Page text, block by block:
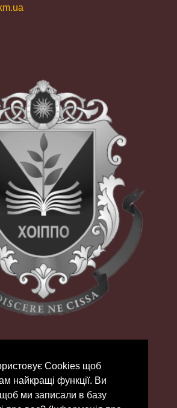
Сookies щоб
найкращі функції. Ви
ми записали в базу